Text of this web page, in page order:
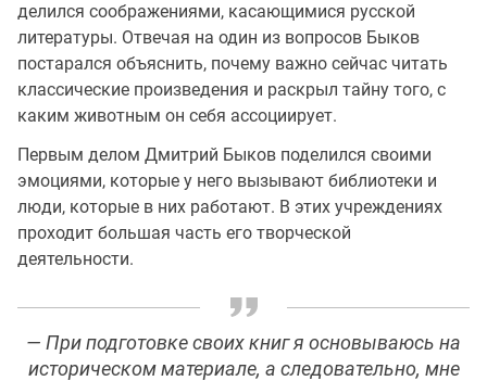
делился соображениями, касающимися русской
литературы. Отвечая на один из вопросов Быков
постарался объяснить, почему важно сейчас читать
классические произведения и раскрыл тайну того, с
каким животным он себя ассоциирует.
Первым делом Дмитрий Быков поделился своими
эмоциями, которые у него вызывают библиотеки и
люди, которые в них работают. В этих учреждениях
проходит большая часть его творческой
деятельности.
— При подготовке своих книг я основываюсь на
историческом материале, а следовательно, мне